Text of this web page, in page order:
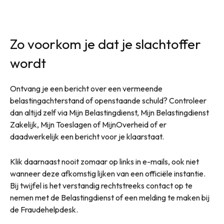
Zo voorkom je dat je slachtoffer
wordt
Ontvang je een bericht over een vermeende
belastingachterstand of openstaande schuld? Controleer
dan altijd zelf via Mijn Belastingdienst, Mijn Belastingdienst
Zakelijk, Mijn Toeslagen of MijnOverheid of er
daadwerkelijk een bericht voor je klaarstaat.
Klik daarnaast nooit zomaar op links in e-mails, ook niet
wanneer deze afkomstig lijken van een officiële instantie.
Bij twijfel is het verstandig rechtstreeks contact op te
nemen met de Belastingdienst of een melding te maken bij
de Fraudehelpdesk.